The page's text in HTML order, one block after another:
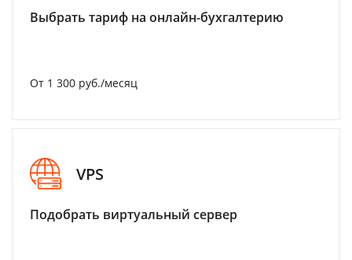
Выбрать тариф на онлайн-бухгалтерию
От 1 300 руб./месяц
VPS
Подобрать виртуальный сервер